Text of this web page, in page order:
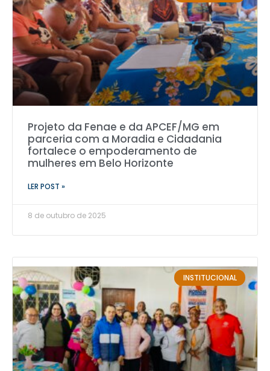
Projeto da Fenae e da APCEF/MG em
parceria com a Moradia e Cidadania
fortalece o empoderamento de
mulheres em Belo Horizonte
LER POST »
8 de outubro de 2025
INSTITUCIONAL